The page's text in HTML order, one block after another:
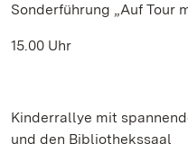
Sonderführung „Auf Tour
15.00 Uhr
Kinderrallye mit
und den Bibliothekssaal